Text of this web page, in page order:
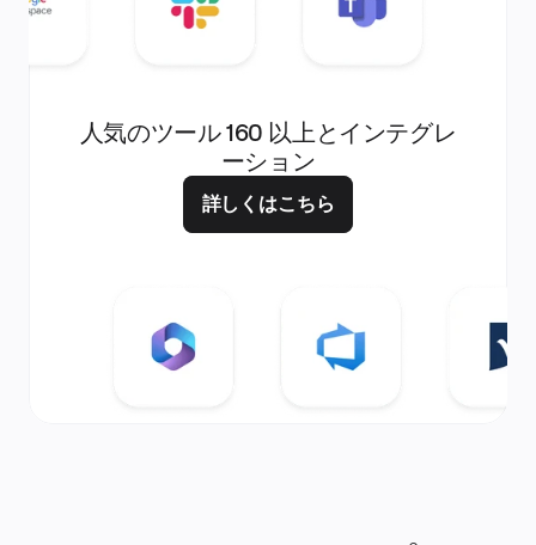
人気のツール 160 以上とインテグレ
ーション
詳しくはこちら